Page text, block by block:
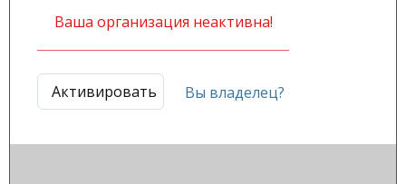
Ваша организация неактивна!
Активировать Вы владелец?